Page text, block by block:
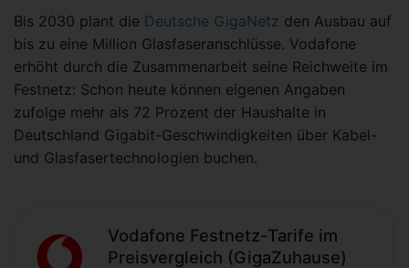
Bis 2030 plant die Deutsche GigaNetz den Ausbau auf
bis zu eine Million Glasfaseranschlüsse. Vodafone
erhöht durch die Zusammenarbeit seine Reichweite im
Festnetz: Schon heute können eigenen Angaben
zufolge mehr als 72 Prozent der Haushalte in
Deutschland Gigabit-Geschwindigkeiten über Kabel-
und Glasfasertechnologien buchen.
Vodafone Festnetz-Tarife im
Preisvergleich (GigaZuhause)